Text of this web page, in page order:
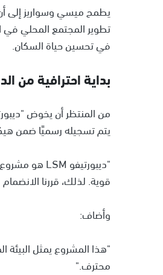
يطمح ميسي وسواريز إلى
تطوير المجتمع المحلي في
في تحسين حياة السكان.
بداية احترافية من
يتم تسجيله رسميًا ضمن
قوية. لذلك، قررنا
وأضاف:
"هذا المشروع يمثل
محترف."